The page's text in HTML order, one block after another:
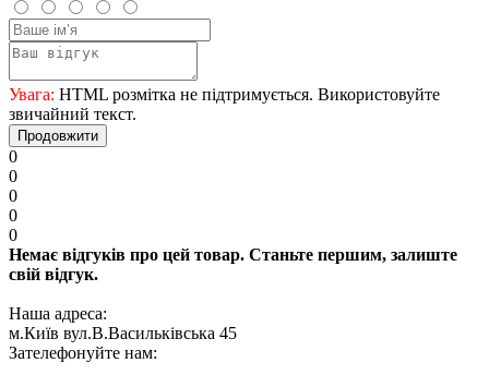
Увага: HTML розмітка не підтримується. Використовуйте
звичайний текст.
Продовжити
0
0
0
0
0
Немає відгуків про цей товар. Станьте першим, залиште
свій відгук.
Наша адреса:
м.Київ вул.В.Васильківська 45
Зателефонуйте нам: